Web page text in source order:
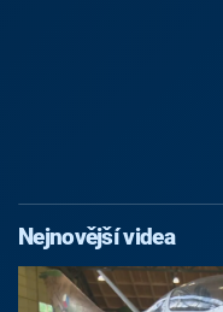
Nejnovější videa